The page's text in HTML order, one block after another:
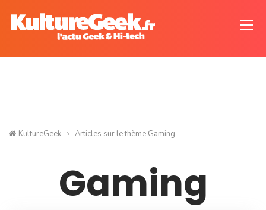
KultureGeek Articles sur le thème Gaming
Gaming